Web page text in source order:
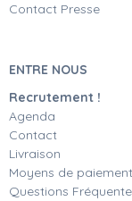
Contact Presse
ENTRE NOUS
Recrutement !
Agenda
Contact
Livraison
Moyens de paiement
Questions